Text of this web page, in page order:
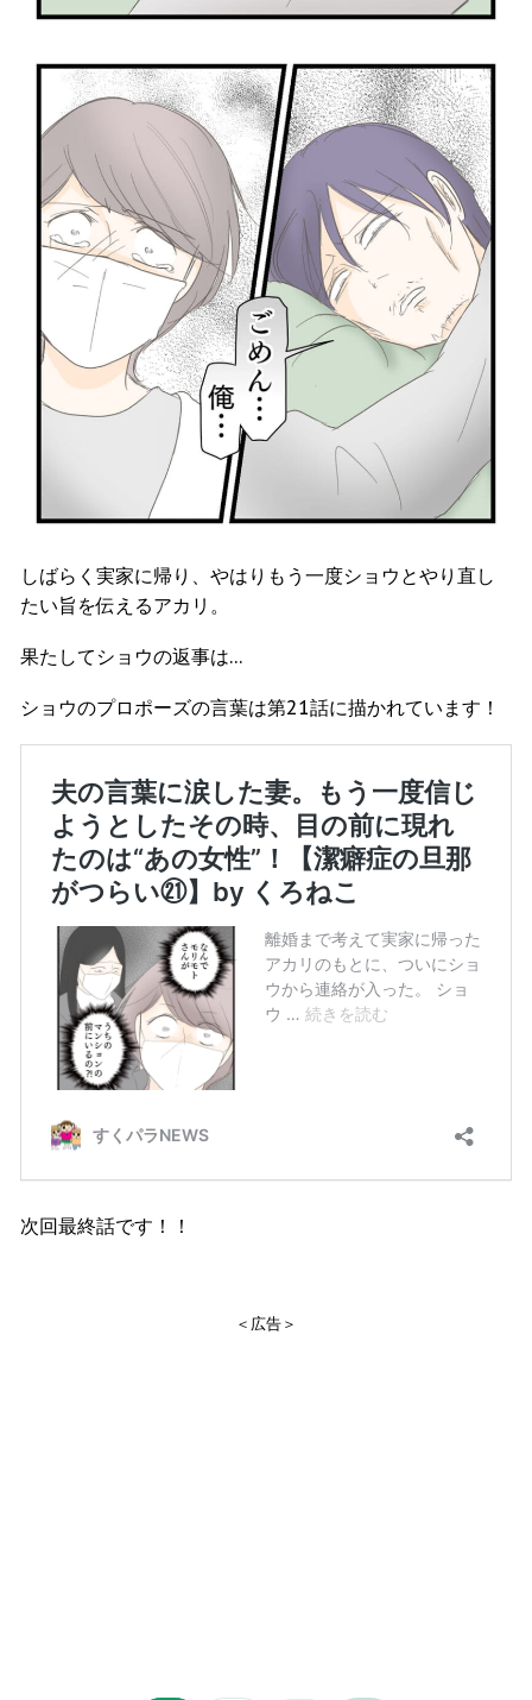
しばらく実家に帰り、やはりもう一度ショウとやり直し
たい旨を伝えるアカリ。
果たしてショウの返事は…
ショウのプロポーズの言葉は第21話に描かれています！
次回最終話です！！
＜広告＞